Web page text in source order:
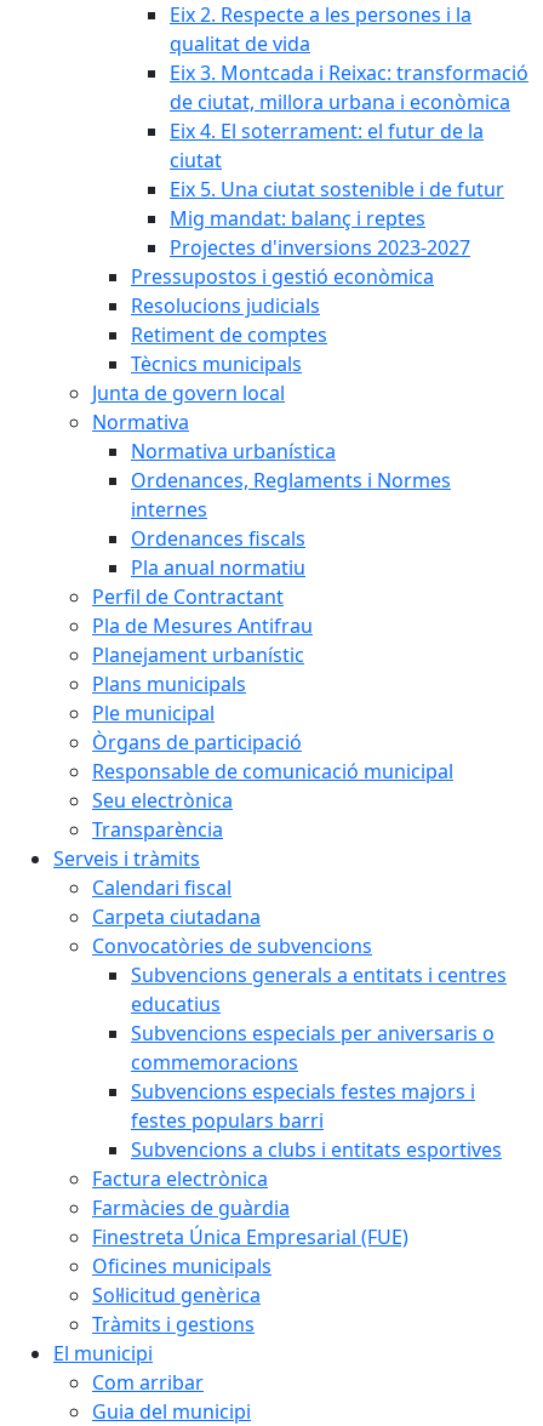
Eix 2. Respecte a les persones i la
qualitat de vida
Eix 3. Montcada i Reixac: transformació
de ciutat, millora urbana i econòmica
Eix 4. El soterrament: el futur de la
ciutat
Eix 5. Una ciutat sostenible i de futur
Mig mandat: balanç i reptes
Projectes d'inversions 2023-2027
Pressupostos i gestió econòmica
Resolucions judicials
Retiment de comptes
Tècnics municipals
Junta de govern local
Normativa
Normativa urbanística
Ordenances, Reglaments i Normes
internes
Ordenances fiscals
Pla anual normatiu
Perfil de Contractant
Pla de Mesures Antifrau
Planejament urbanístic
Plans municipals
Ple municipal
Òrgans de participació
Responsable de comunicació municipal
Seu electrònica
Transparència
Serveis i tràmits
Calendari fiscal
Carpeta ciutadana
Convocatòries de subvencions
Subvencions generals a entitats i centres
educatius
Subvencions especials per aniversaris o
commemoracions
Subvencions especials festes majors i
festes populars barri
Subvencions a clubs i entitats esportives
Factura electrònica
Farmàcies de guàrdia
Finestreta Única Empresarial (FUE)
Oficines municipals
Sol·licitud genèrica
Tràmits i gestions
El municipi
Com arribar
Guia del municipi